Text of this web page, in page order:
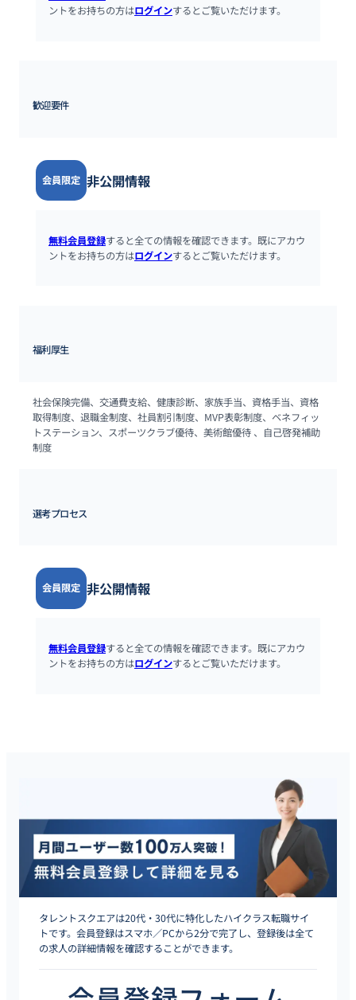
ントをお持ちの方はログインするとご覧いただけます。
歓迎要件
会員限定 非公開情報
無料会員登録すると全ての情報を確認できます。既にアカウ
ントをお持ちの方はログインするとご覧いただけます。
福利厚生
社会保険完備、交通費支給、健康診断、家族手当、資格手当、資格
取得制度、退職金制度、社員割引制度、MVP表彰制度、ベネフィッ
トステーション、スポーツクラブ優待、美術館優待 、自己啓発補助
制度
選考プロセス
会員限定 非公開情報
無料会員登録すると全ての情報を確認できます。既にアカウ
ントをお持ちの方はログインするとご覧いただけます。
タレントスクエアは20代・30代に特化したハイクラス転職サイ
トです。会員登録はスマホ／PCから2分で完了し、登録後は全て
の求人の詳細情報を確認することができます。